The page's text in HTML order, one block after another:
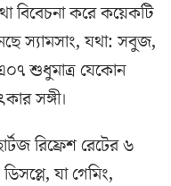
বিবেচনা করে কয়েকটি
স্যামসাং, যথা: সবুজ,
শুধুমাত্র যেকোন
সঙ্গী।
রিফ্রেশ রেটের ৬
যা গেমিং,